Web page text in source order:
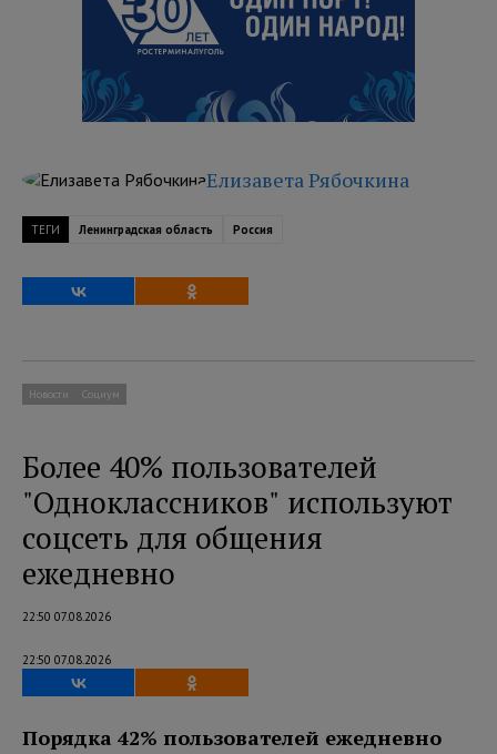
Елизавета Рябочкина
ТЕГИ Ленинградская область Россия
Новости Социум
Более 40% пользователей
"Одноклассников" используют
соцсеть для общения
ежедневно
22:50 07.08.2026
22:50 07.08.2026
Порядка 42% пользователей ежедневно